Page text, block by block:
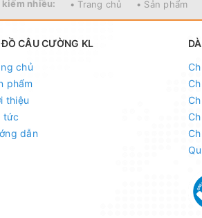
- 098.902.9066 -
kiếm nhiều: • Trang chủ • Sản phẩm
ĐỒ CÂU CƯỜNG KL
chủ
phẩm
thiệu
tức
dẫn